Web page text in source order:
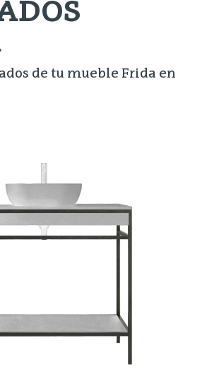
de tu mueble Frida en